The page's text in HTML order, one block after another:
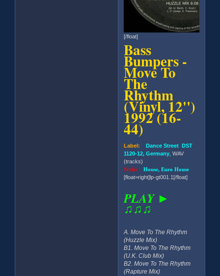
[/float]
Bass
Bumpers -
Move To
The
Rhythm
(Vinyl, 12'')
1992 (16-
44)
Label: Dance Street DST
1120-12, Germany , WAV
(tracks)
Style:House, Euro House
[float=right]lp-gt001.1[/float]
PLAY ►
♫♫♫
A. Move To The Rhythm
(Huzzle Mix)
B1. Move To The Rhythm
(U.K. Club Mix)
B2. Move To The Rhythm
(Rapture Mix)